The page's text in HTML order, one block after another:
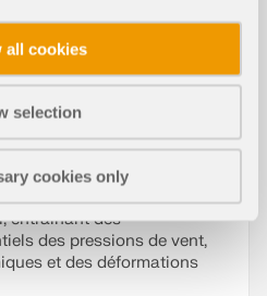
all cookies
selection
cookies only
des structures
dépend fortement de leur
membranaires situées
ou des environnements
complexes générés par les
voisins. Ces structures
modifier considérablement
entraînant des
des pressions de vent,
et des déformations